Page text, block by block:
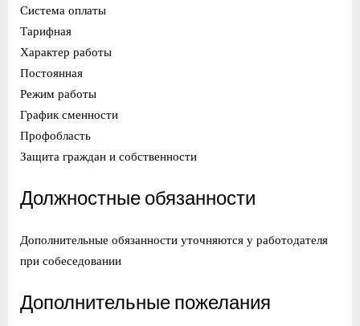
Система оплаты
Тарифная
Характер работы
Постоянная
Режим работы
График сменности
Профобласть
Защита граждан и собственности
Должностные обязанности
Дополнительные обязанности уточняются у работодателя
при собеседовании
Дополнительные пожелания